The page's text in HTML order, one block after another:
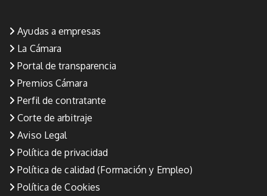
Ayudas a empresas
La Cámara
Portal de transparencia
Premios Cámara
Perfil de contratante
Corte de arbitraje
Aviso Legal
Política de privacidad
Política de calidad (Formación y Empleo)
Política de Cookies